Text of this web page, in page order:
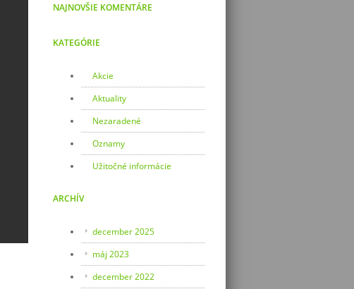
NAJNOVŠIE KOMENTÁRE
KATEGÓRIE
Akcie
Aktuality
Nezaradené
Oznamy
Užitočné informácie
ARCHÍV
december 2025
máj 2023
december 2022